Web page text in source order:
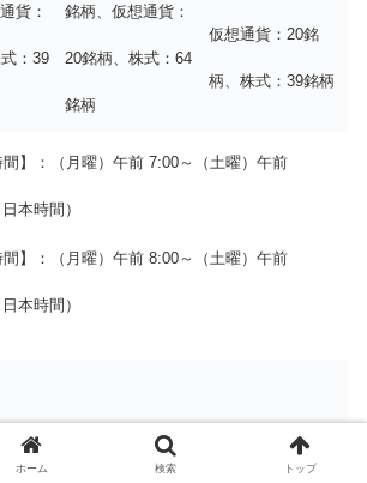
貨：
：39
銘柄、仮想通貨：
20銘柄、株式：64
銘柄
仮想通貨：20銘
柄、株式：39銘柄
間】：（月曜）午前 7:00～（土曜）午前
本時間）
間】：（月曜）午前 8:00～（土曜）午前
本時間）
、冬時間：GMT+2
ホーム 検索 トップ